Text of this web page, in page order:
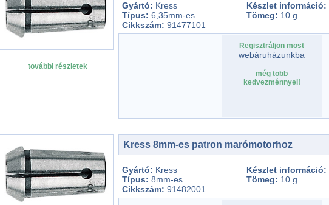
további részletek
Gyártó: Kress
Típus: 6,35mm-es
Cikkszám: 91477101
Készlet információ:
Tömeg: 10 g
Regisztráljon most
webáruházunkba
még több
kedvezménnyel!
Kress 8mm-es patron marómotorhoz
Gyártó: Kress
Típus: 8mm-es
Cikkszám: 91482001
Készlet információ:
Tömeg: 10 g